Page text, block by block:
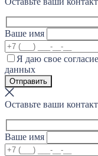
Ваше имя
Я даю свое
данных
Оставьте ваши
Ваше имя